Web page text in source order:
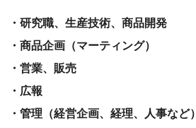
・研究職、生産技術、商品開発
・商品企画（マーティング）
・営業、販売
・広報
・管理（経営企画、経理、人事など）